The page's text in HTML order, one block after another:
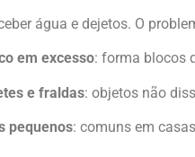
água e dejetos. O
em excesso: forma blocos
e fraldas: objetos não
pequenos: comuns em